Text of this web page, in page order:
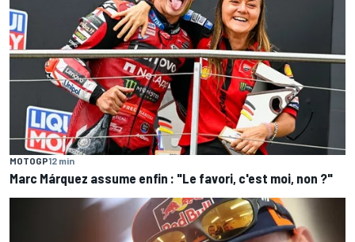
MOTOGP12 min
Marc Márquez assume enfin : "Le favori, c'est moi, non ?"